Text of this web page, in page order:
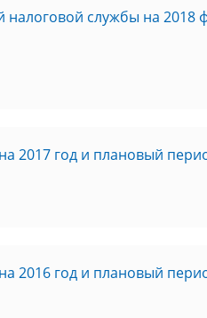
службы на 2018
2017 год и плановый
2016 год и плановый